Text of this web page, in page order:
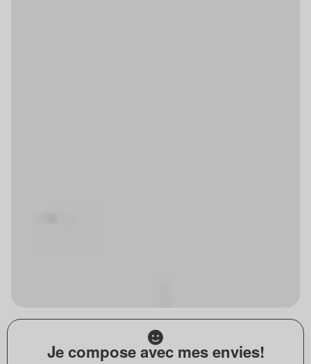
Je compose avec mes envies!